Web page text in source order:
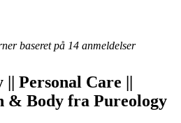
baseret på 14 anmeldelser
Personal Care ||
& Body fra Pureology